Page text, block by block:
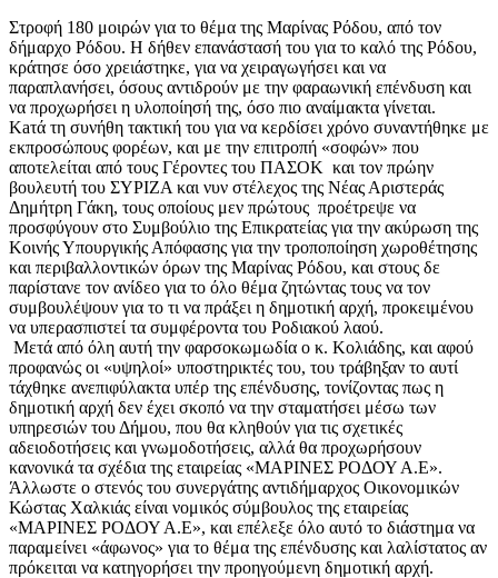
Στροφή 180 μοιρών για το θέμα της Μαρίνας Ρόδου, από τον
δήμαρχο Ρόδου. Η δήθεν επανάστασή του για το καλό της Ρόδου,
κράτησε όσο χρειάστηκε, για να χειραγωγήσει και να
παραπλανήσει, όσους αντιδρούν με την φαραωνική επένδυση και
να προχωρήσει η υλοποίησή της, όσο πιο αναίμακτα γίνεται.
Kaτά τη συνήθη τακτική του για να κερδίσει χρόνο συναντήθηκε με
εκπροσώπους φορέων, και με την επιτροπή «σοφών» που
αποτελείται από τους Γέροντες του ΠΑΣΟΚ και τον πρώην
βουλευτή του ΣΥΡΙΖΑ και νυν στέλεχος της Νέας Αριστεράς
Δημήτρη Γάκη, τους οποίους μεν πρώτους προέτρεψε να
προσφύγουν στο Συμβούλιο της Επικρατείας για την ακύρωση της
Κοινής Υπουργικής Απόφασης για την τροποποίηση χωροθέτησης
και περιβαλλοντικών όρων της Μαρίνας Ρόδου, και στους δε
παρίστανε τον ανίδεο για το όλο θέμα ζητώντας τους να τον
συμβουλέψουν για το τι να πράξει η δημοτική αρχή, προκειμένου
να υπερασπιστεί τα συμφέροντα του Ροδιακού λαού.
Μετά από όλη αυτή την φαρσοκωμωδία ο κ. Κολιάδης, και αφού
προφανώς οι «υψηλοί» υποστηρικτές του, του τράβηξαν το αυτί
τάχθηκε ανεπιφύλακτα υπέρ της επένδυσης, τονίζοντας πως η
δημοτική αρχή δεν έχει σκοπό να την σταματήσει μέσω των
υπηρεσιών του Δήμου, που θα κληθούν για τις σχετικές
αδειοδοτήσεις και γνωμοδοτήσεις, αλλά θα προχωρήσουν
κανονικά τα σχέδια της εταιρείας «ΜΑΡΙΝΕΣ ΡΟΔΟΥ Α.Ε».
Άλλωστε ο στενός του συνεργάτης αντιδήμαρχος Οικονομικών
Κώστας Χαλκιάς είναι νομικός σύμβουλος της εταιρείας
«ΜΑΡΙΝΕΣ ΡΟΔΟΥ Α.Ε», και επέλεξε όλο αυτό το διάστημα να
παραμείνει «άφωνος» για το θέμα της επένδυσης και λαλίστατος αν
πρόκειται να κατηγορήσει την προηγούμενη δημοτική αρχή.